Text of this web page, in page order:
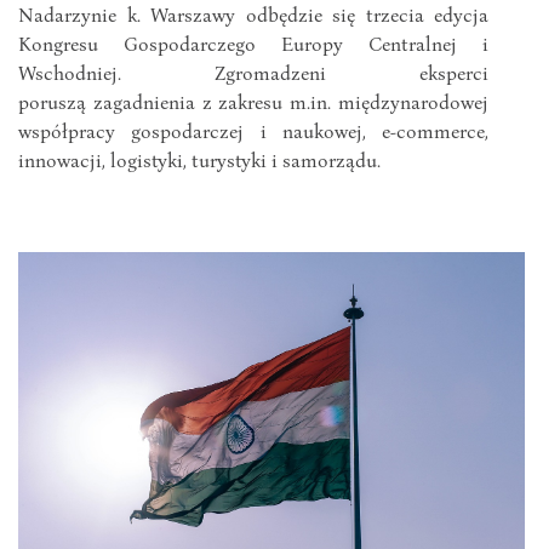
Nadarzynie k. Warszawy odbędzie się trzecia edycja
Kongresu Gospodarczego Europy Centralnej i
Wschodniej. Zgromadzeni eksperci
poruszą zagadnienia z zakresu m.in. międzynarodowej
współpracy gospodarczej i naukowej, e-commerce,
innowacji, logistyki, turystyki i samorządu.